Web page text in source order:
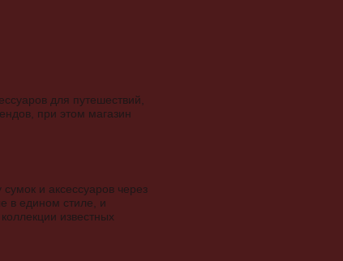
для путешествий,
при этом магазин
и аксессуаров через
в едином стиле, и
известных